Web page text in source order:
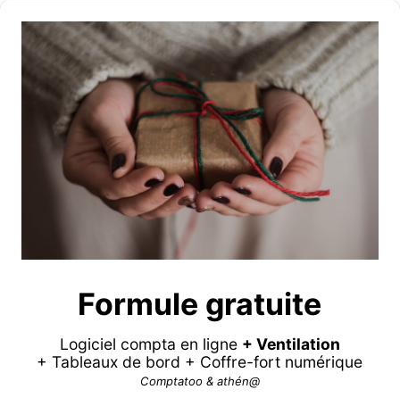
Formule gratuite
Logiciel compta en ligne + Ventilation
+ Tableaux de bord + Coffre-fort numérique
Comptatoo & athén@